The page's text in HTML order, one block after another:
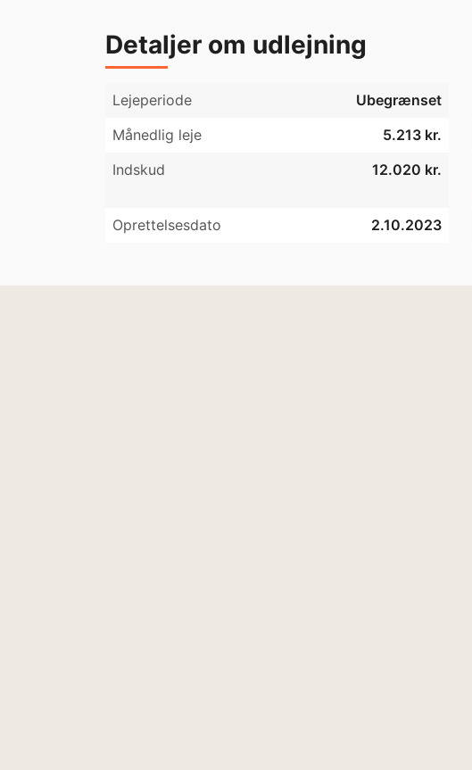
Detaljer om udlejning
Lejeperiode Ubegrænset
Månedlig leje
5.213 kr.
Indskud
12.020 kr.
Oprettelsesdato
2.10.2023